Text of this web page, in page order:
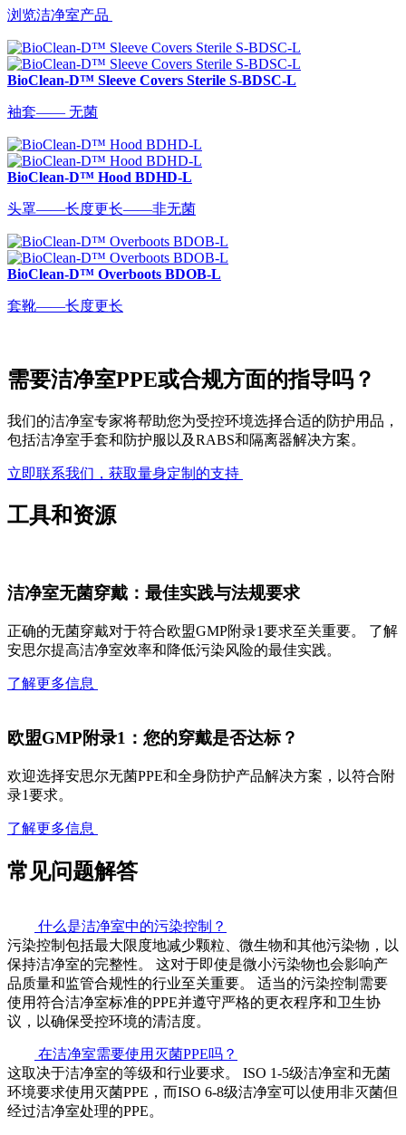
浏览洁净室产品
BioClean-D™ Sleeve Covers Sterile S-BDSC-L
袖套—— 无菌
BioClean-D™ Hood BDHD-L
头罩——长度更长——非无菌
BioClean-D™ Overboots BDOB-L
套靴——长度更长
需要洁净室PPE或合规方面的指导吗？
我们的洁净室专家将帮助您为受控环境选择合适的防护用品，
包括洁净室手套和防护服以及RABS和隔离器解决方案。
立即联系我们，获取量身定制的支持
工具和资源
洁净室无菌穿戴：最佳实践与法规要求
正确的无菌穿戴对于符合欧盟GMP附录1要求至关重要。 了解
安思尔提高洁净室效率和降低污染风险的最佳实践。
了解更多信息
欧盟GMP附录1：您的穿戴是否达标？
欢迎选择安思尔无菌PPE和全身防护产品解决方案，以符合附
录1要求。
了解更多信息
常见问题解答
什么是洁净室中的污染控制？
污染控制包括最大限度地减少颗粒、微生物和其他污染物，以
保持洁净室的完整性。 这对于即使是微小污染物也会影响产
品质量和监管合规性的行业至关重要。 适当的污染控制需要
使用符合洁净室标准的PPE并遵守严格的更衣程序和卫生协
议，以确保受控环境的清洁度。
在洁净室需要使用灭菌PPE吗？
这取决于洁净室的等级和行业要求。 ISO 1-5级洁净室和无菌
环境要求使用灭菌PPE，而ISO 6-8级洁净室可以使用非灭菌但
经过洁净室处理的PPE。